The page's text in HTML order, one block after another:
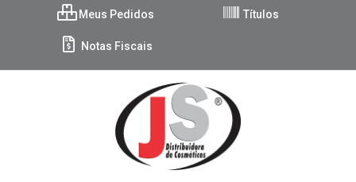
Meus Pedidos Títulos
Notas Fiscais